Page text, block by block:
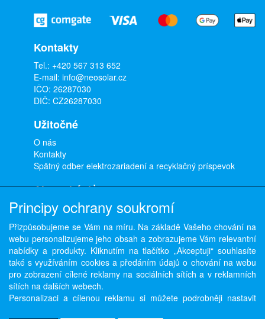
Kontakty
Tel.: +420 567 313 652
E-mail: info@neosolar.cz
IČO: 26287030
DIČ: CZ26287030
Užitočné
O nás
Kontakty
Spätný odber elektrozariadení a recyklačný príspevok
Ako nakúpiť
Doprava a platba
Obchodné podmienky
Ochrana osobných údajov
Odstúpenie od zmluvy
Copyright © ABRA Software a.s. 2026,
Principy ochrany soukromí
Přizpůsobujeme se Vám na míru. Na základě Vašeho chování na
webu personalizujeme jeho obsah a zobrazujeme Vám relevantní
nabídky a produkty. Kliknutím na tlačítko „Akceptuji“ souhlasíte
také s využíváním cookies a předáním údajů o chování na webu
pro zobrazení cílené reklamy na sociálních sítích a v reklamních
sítích na dalších webech.
Personalizaci a cílenou reklamu si můžete podrobněji nastavit